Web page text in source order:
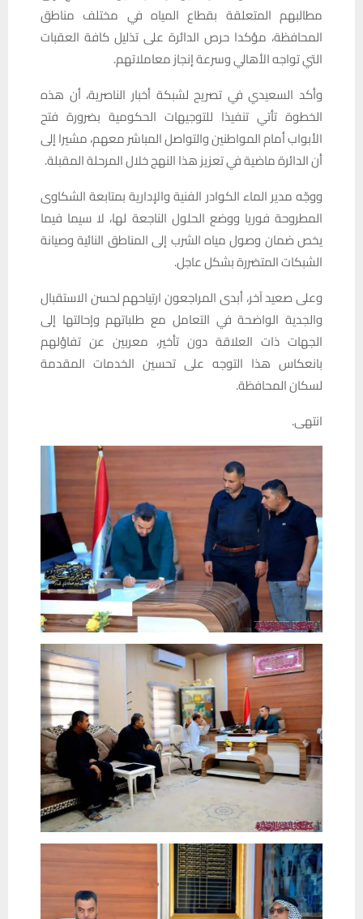
مطالبهم المتعلقة بقطاع المياه في مختلف مناطق
المحافظة، مؤكدا حرص الدائرة على تذليل كافة العقبات
التي تواجه الأهالي وسرعة إنجاز معاملاتهم.
وأكد السعيدي في تصريح لشبكة أخبار الناصرية، أن هذه
الخطوة تأتي تنفيذا للتوجيهات الحكومية بضرورة فتح
الأبواب أمام المواطنين والتواصل المباشر معهم، مشيرا إلى
أن الدائرة ماضية في تعزيز هذا النهج خلال المرحلة المقبلة.
ووجّه مدير الماء الكوادر الفنية والإدارية بمتابعة الشكاوى
المطروحة فوريا ووضع الحلول الناجعة لها، لا سيما فيما
يخص ضمان وصول مياه الشرب إلى المناطق النائية وصيانة
الشبكات المتضررة بشكل عاجل.
وعلى صعيد آخر، أبدى المراجعون ارتياحهم لحسن الاستقبال
والجدية الواضحة في التعامل مع طلباتهم وإحالتها إلى
الجهات ذات العلاقة دون تأخير، معربين عن تفاؤلهم
بانعكاس هذا التوجه على تحسين الخدمات المقدمة
لسكان المحافظة.
انتهى.